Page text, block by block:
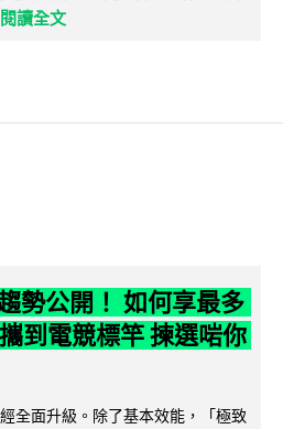
閱讀全文
勢公開！ 如何享最多
到電競標竿 揀選啱你
全面升級。除了基本效能，「極致